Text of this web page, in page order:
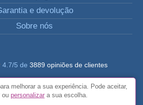
e devolução
Sobre nós
4.7/5 de 3889 opiniões de clientes
direitos reservados FunToCome
e condições gerais
melhorar a sua experiência. Pode aceitar,
ou personalizar a sua escolha.